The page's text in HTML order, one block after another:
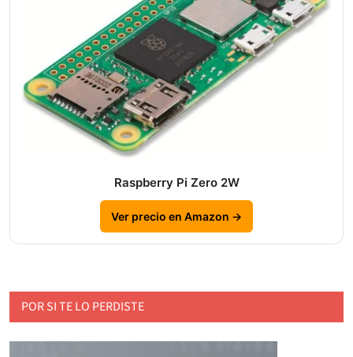
Raspberry Pi Zero 2W
Ver precio en Amazon →
POR SI TE LO PERDISTE